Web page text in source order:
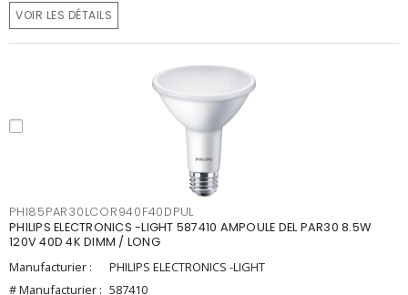
VOIR LES DÉTAILS
PHI85PAR30LCOR940F40DPUL
PHILIPS ELECTRONICS -LIGHT 587410 AMPOULE DEL PAR30 8.5W
120V 40D 4K DIMM / LONG
Manufacturier :
PHILIPS ELECTRONICS -LIGHT
# Manufacturier : 587410